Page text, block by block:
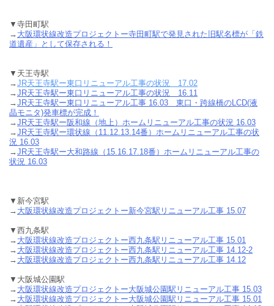
▼寺田町駅
→ 大阪環状線改造プロジェクトー寺田町駅で発見された旧駅名標が「鉄
道遺産」として保存される！
▼天王寺駅
→JR天王寺駅ー東口リニューアル工事の状況 17.02
→JR天王寺駅ー東口リニューアル工事の状況 16.11
→JR天王寺駅ー東口リニューアル工事 16.03 東口・跨線橋のLCD(液
晶モニタ)発車標が完成！
→JR天王寺駅ー阪和線（地上）ホームリニューアル工事の状況 16.03
→JR天王寺駅ー環状線（11.12.13.14番）ホームリニューアル工事の状
況 16.03
→JR天王寺駅ー大和路線（15.16.17.18番）ホームリニューアル工事の
状況 16.03
▼新今宮駅
→ 大阪環状線改造プロジェクトー新今宮駅リニューアル工事 15.07
▼西九条駅
→ 大阪環状線改造プロジェクトー西九条駅リニューアル工事 15.01
→ 大阪環状線改造プロジェクトー西九条駅リニューアル工事 14.12-2
→ 大阪環状線改造プロジェクトー西九条駅リニューアル工事 14.12
▼大阪城公園駅
→ 大阪環状線改造プロジェクトー大阪城公園駅リニューアル工事 15.03
→ 大阪環状線改造プロジェクトー大阪城公園駅リニューアル工事 15.01